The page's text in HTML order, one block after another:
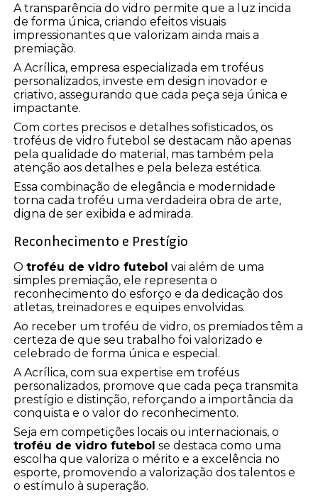
A transparência do vidro permite que a luz incida
de forma única, criando efeitos visuais
impressionantes que valorizam ainda mais a
premiação.
A Acrílica, empresa especializada em troféus
personalizados, investe em design inovador e
criativo, assegurando que cada peça seja única e
impactante.
Com cortes precisos e detalhes sofisticados, os
troféus de vidro futebol se destacam não apenas
pela qualidade do material, mas também pela
atenção aos detalhes e pela beleza estética.
Essa combinação de elegância e modernidade
torna cada troféu uma verdadeira obra de arte,
digna de ser exibida e admirada.
Reconhecimento e Prestígio
Otroféu de vidro futebol vai além de uma
simples premiação, ele representa o
reconhecimento do esforço e da dedicação dos
atletas, treinadores e equipes envolvidas.
Ao receber um troféu de vidro, os premiados têm a
certeza de que seu trabalho foi valorizado e
celebrado de forma única e especial.
A Acrílica, com sua expertise em troféus
personalizados, promove que cada peça transmita
prestígio e distinção, reforçando a importância da
conquista e o valor do reconhecimento.
Seja em competições locais ou internacionais, o
troféu de vidro futebol se destaca como uma
escolha que valoriza o mérito e a excelência no
esporte, promovendo a valorização dos talentos e
o estímulo à superação.